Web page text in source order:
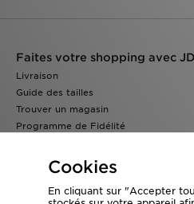
Faites votre shopping avec JD
Livraison
Guide des tailles
Trouver un magasin
Programme de Fidélité
JD BlogCookies
En cliquant sur "Accepter